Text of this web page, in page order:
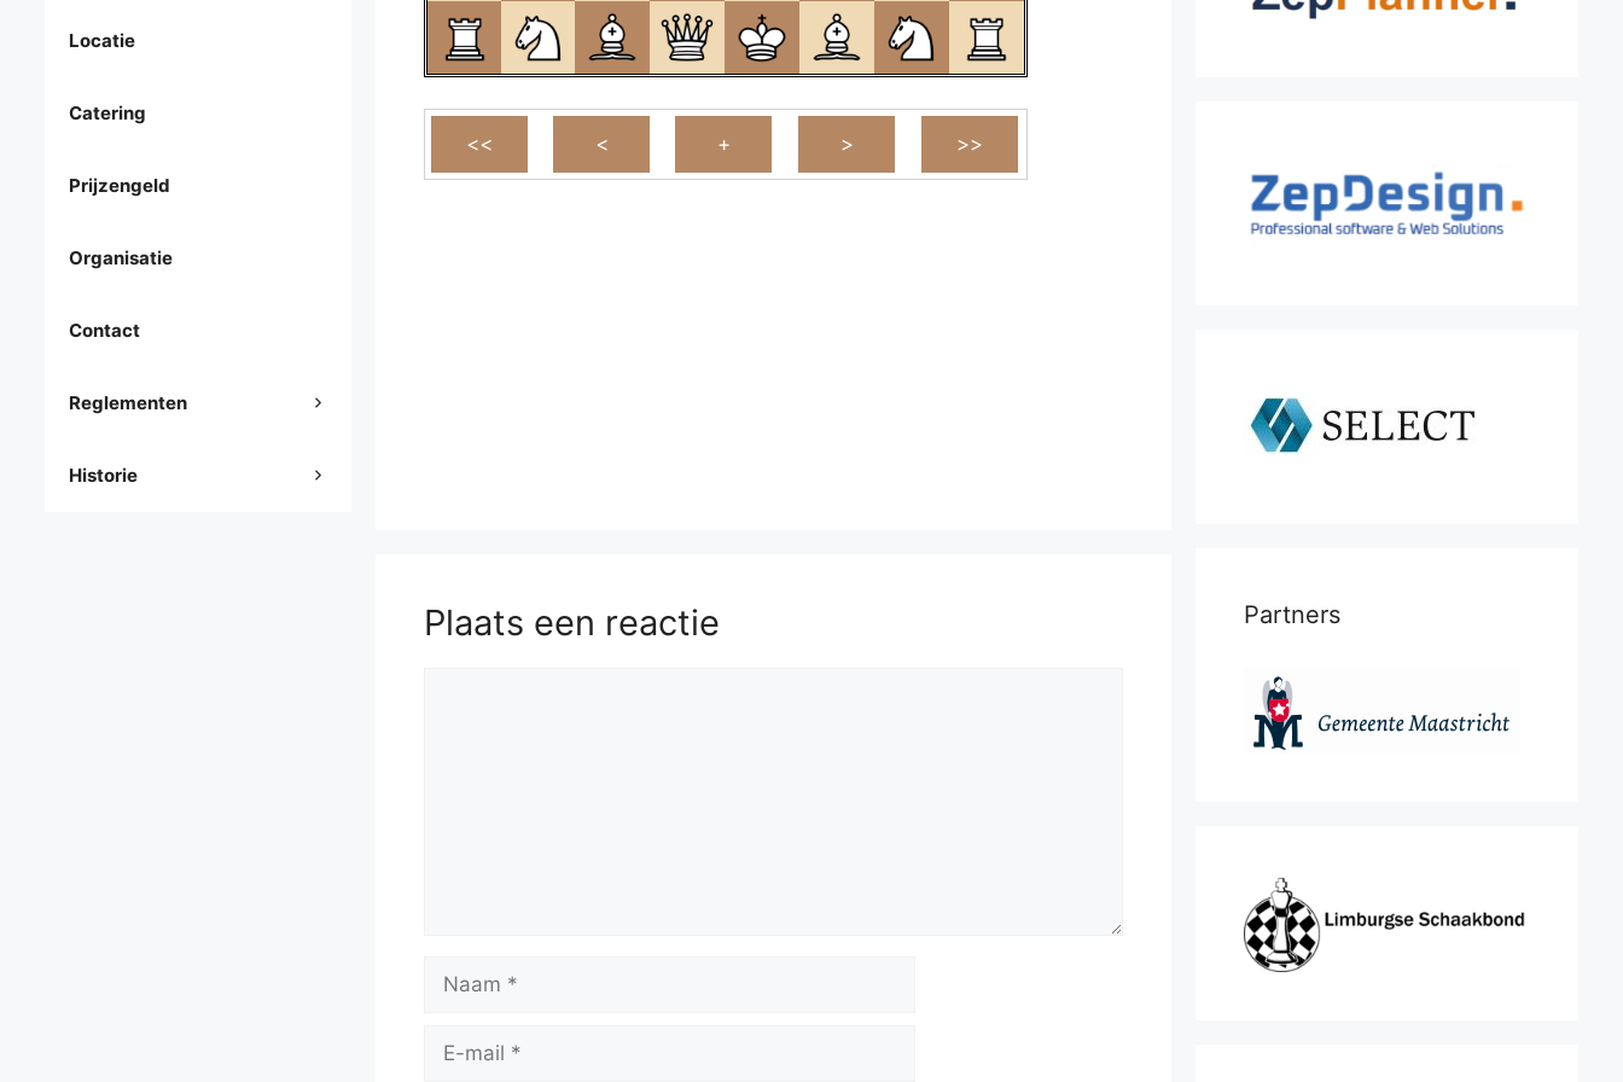
Plaats een reactie
mail
Locatie
Catering
Prijzengeld
Organisatie
Contact
Reglementen
Historie
Partners